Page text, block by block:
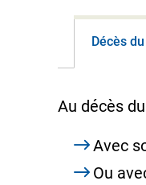
Décès
Au décès
Avec
Ou